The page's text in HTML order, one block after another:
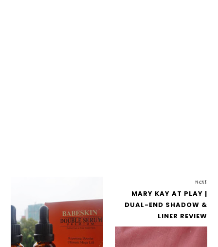
next
MARY KAY AT PLAY |
DUAL-END SHADOW &
LINER REVIEW